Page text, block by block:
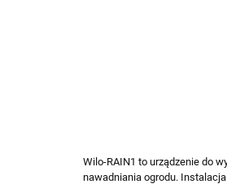
Wilo-RAIN1 to urządzenie do
nawadniania ogrodu.